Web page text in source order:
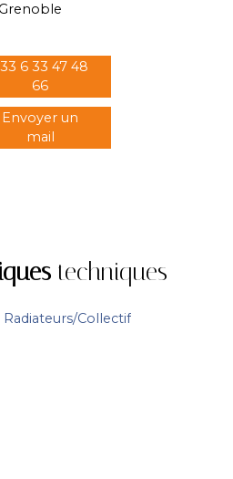
6 33 47 48
66
Envoyer un
mail
techniques
Radiateurs/Collectif